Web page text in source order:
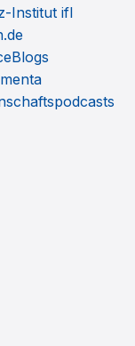
Institut ifl